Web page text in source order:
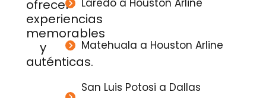
ofrecer
experiencias
memorables
y
auténticas.
Laredo a Houston Arline
Matehuala a Houston Arline
San Luis Potosi a Dallas